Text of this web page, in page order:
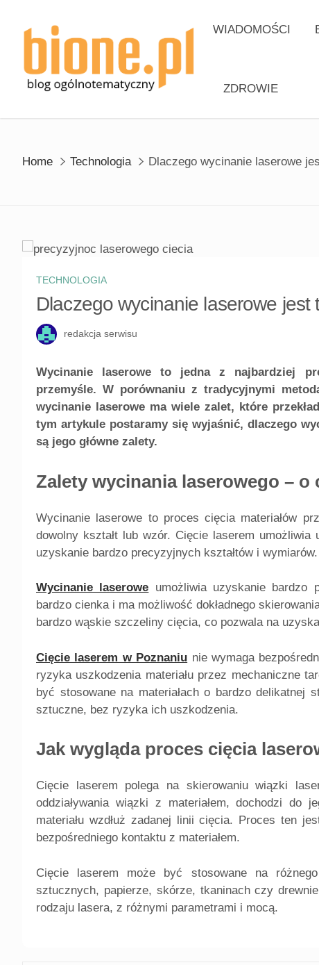
content
WIADOMOŚCI
ZDROWIE
Home Technologia Dlaczego wycinanie laserowe
TECHNOLOGIA
Dlaczego wycinanie laserowe
redakcja serwisu
Wycinanie laserowe to jedna z najbardziej
przemyśle. W porównaniu z tradycyjnymi
wycinanie laserowe ma wiele zalet, które
tym artykule postaramy się wyjaśnić, dlaczego
są jego główne zalety.
Zalety wycinania laserowego – o
Wycinanie laserowe to proces cięcia materiałów
dowolny kształt lub wzór. Cięcie laserem
uzyskanie bardzo precyzyjnych kształtów i wymiarów.
Wycinanie laserowe umożliwia uzyskanie bardzo
bardzo cienka i ma możliwość dokładnego
bardzo wąskie szczeliny cięcia, co pozwala na
Cięcie laserem w Poznaniu nie wymaga
ryzyka uszkodzenia materiału przez mechaniczne
być stosowane na materiałach o bardzo delikatnej
sztuczne, bez ryzyka ich uszkodzenia.
Jak wygląda proces cięcia
Cięcie laserem polega na skierowaniu wiązki
oddziaływania wiązki z materiałem, dochodzi do
materiału wzdłuż zadanej linii cięcia. Proces ten
bezpośredniego kontaktu z materiałem.
Cięcie laserem może być stosowane na
sztucznych, papierze, skórze, tkaninach czy
rodzaju lasera, z różnymi parametrami i mocą.